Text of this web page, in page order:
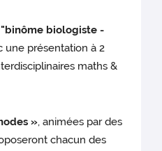
biologiste -
une présentation à 2
maths &
», animées par des
chacun des